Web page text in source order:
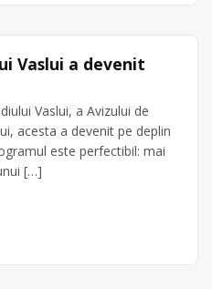
Vaslui a devenit
Vaslui, a Avizului de
acesta a devenit pe deplin
este perfectibil: mai
[…]